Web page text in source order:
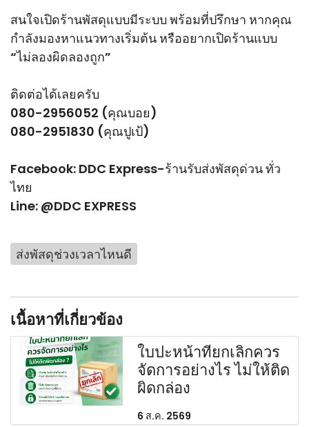
สนใจเปิดร้านพัสดุแบบมีระบบ พร้อมที่ปรึกษา หากคุณ
กำลังมองหาแนวทางเริ่มต้น หรืออยากเปิดร้านแบบ
“ไม่ลองผิดลองถูก”
ติดต่อได้เลยครับ
080-2956052 (คุณบอย)
080-2951830 (คุณปูเป้)
Facebook: DDC Express-ร้านรับส่งพัสดุด่วน ทั่ว
ไทย
Line: @DDC EXPRESS
ส่งพัสดุช่วงเวลาไหนดี
เนื้อหาที่เกี่ยวข้อง
ใบปะหน้าที่ยกเลิกควร
จัดการอย่างไร ไม่ให้ติด
ผิดกล่อง
6 ส.ค. 2569